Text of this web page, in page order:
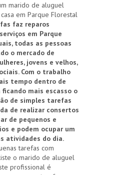
marido de aluguel
em Parque Florestal
faz reparos
em Parque
todas as pessoas
o mercado de
jovens e velhos,
Com o trabalho
tempo dentro de
mais escasso o
de simples tarefas
de realizar consertos
de pequenos e
e podem ocupar um
atividades do dia.
tarefas com
o marido de aluguel
profissional é